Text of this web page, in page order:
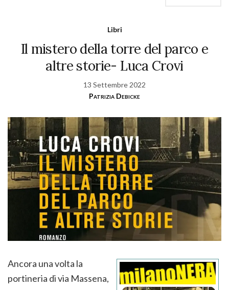
Libri
Il mistero della torre del parco e
altre storie- Luca Crovi
13 Settembre 2022
Patrizia Debicke
Ancora una volta la
portineria di via Massena,